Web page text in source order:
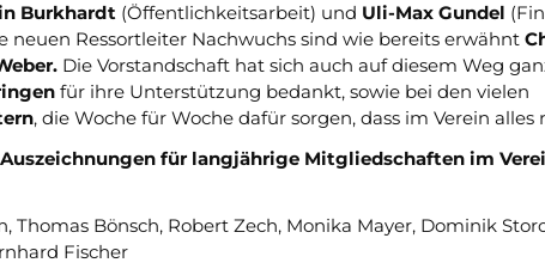
Burkhardt (Öffentlichkeitsarbeit) und Uli-Max Gundel
neuen Ressortleiter Nachwuchs sind wie bereits erwähnt
Die Vorstandschaft hat sich auch auf diesem Weg
für ihre Unterstützung bedankt, sowie bei den vielen
, die Woche für Woche dafür sorgen, dass im Verein alles
für langjährige Mitgliedschaften im
Thomas Bönsch, Robert Zech, Monika Mayer, Dominik
Fischer